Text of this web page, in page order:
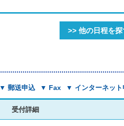
>> 他の日程を探
▼ 郵送申込 ▼ Fax ▼ インターネット
受付詳細